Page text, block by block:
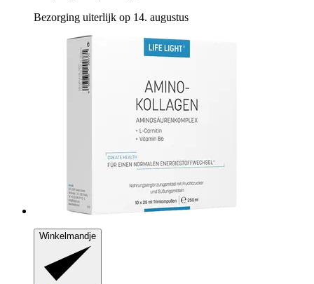
Bezorging uiterlijk op 14. augustus
Winkelmandje